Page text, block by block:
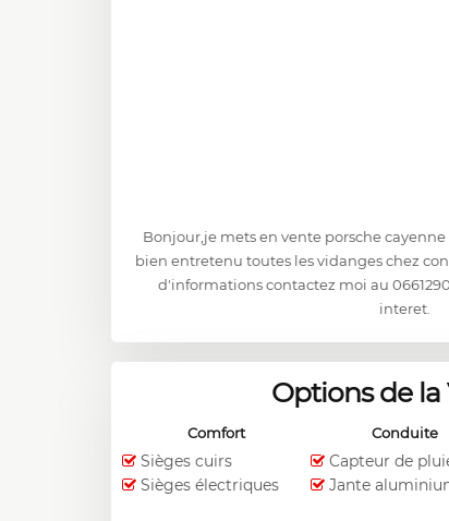
Bonjour,je mets en vente porsche
bien entretenu toutes les vidanges chez
d'informations contactez moi au
interet.
Options de la
Comfort
Sièges cuirs
Sièges électriques
Conduite
Capteur de
Jante